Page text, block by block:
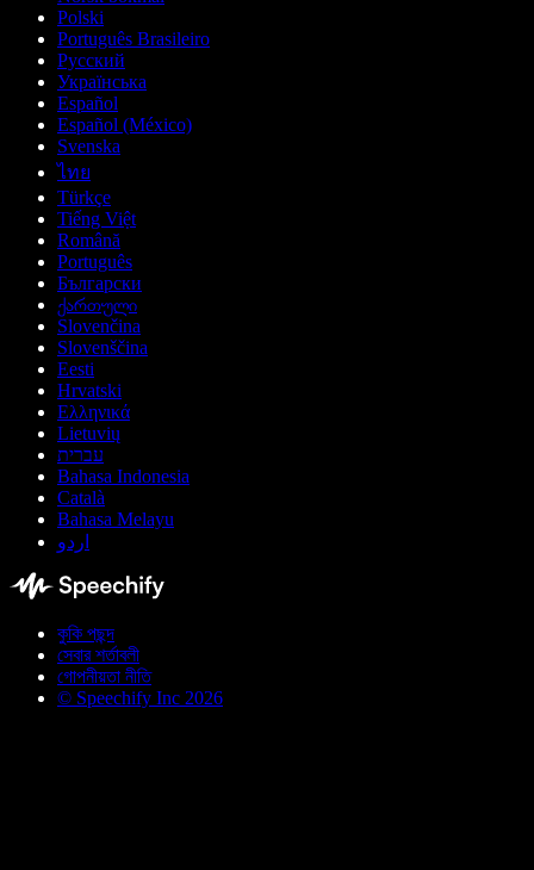
Polski
Português Brasileiro
Русский
Українська
Español
Español (México)
Svenska
ไทย
Türkçe
Tiếng Việt
Română
Português
Български
ქართული
Slovenčina
Slovenščina
Eesti
Hrvatski
Ελληνικά
Lietuvių
עברית
Bahasa Indonesia
Català
Bahasa Melayu
اردو
কুকি পছন্দ
সেবার শর্তাবলী
গোপনীয়তা নীতি
© Speechify Inc 2026